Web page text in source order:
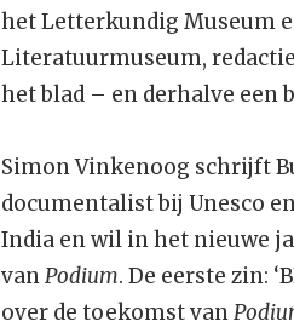
het Letterkundig Museum
Literatuurmuseum,
het blad – en derhalve een
Simon Vinkenoog schrijft
documentalist bij Unesco
India en wil in het nieuwe
vanPodium. De eerste zin:
over de toekomst van